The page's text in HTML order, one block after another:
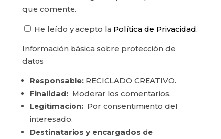
que comente.
He leído y acepto la Política de Privacidad.
Información básica sobre protección de
datos
Responsable:RECICLADO CREATIVO.
Finalidad:Moderar los comentarios.
Legitimación:Por consentimiento del
interesado.
Destinatarios y encargados de